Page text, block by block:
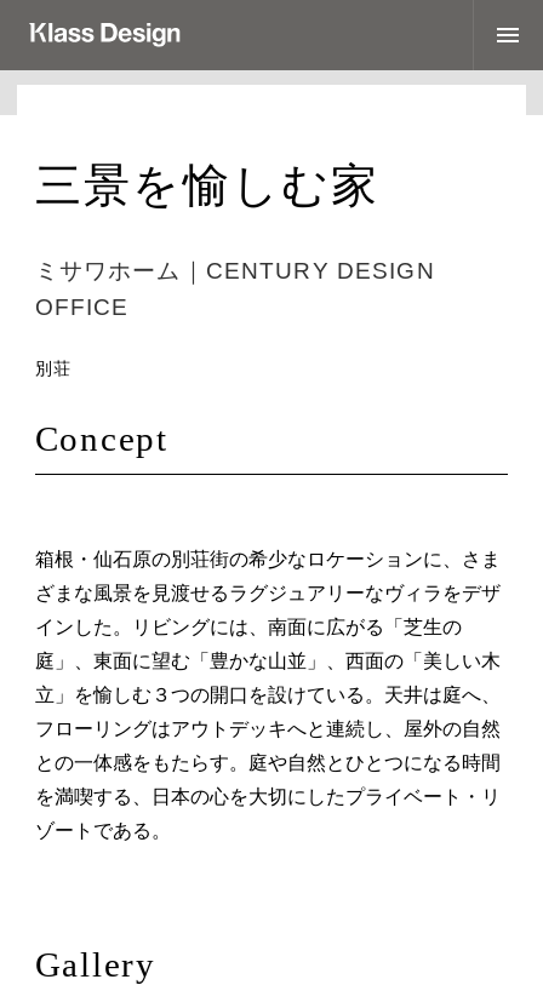
三景を愉しむ家
ミサワホーム｜CENTURY DESIGN
OFFICE
別荘
Concept
箱根・仙石原の別荘街の希少なロケーションに、さま
ざまな風景を見渡せるラグジュアリーなヴィラをデザ
インした。リビングには、南面に広がる「芝生の
庭」、東面に望む「豊かな山並」、西面の「美しい木
立」を愉しむ３つの開口を設けている。天井は庭へ、
フローリングはアウトデッキへと連続し、屋外の自然
との一体感をもたらす。庭や自然とひとつになる時間
を満喫する、日本の心を大切にしたプライベート・リ
ゾートである。
Gallery
Works
Brands
運営会社
Catalog